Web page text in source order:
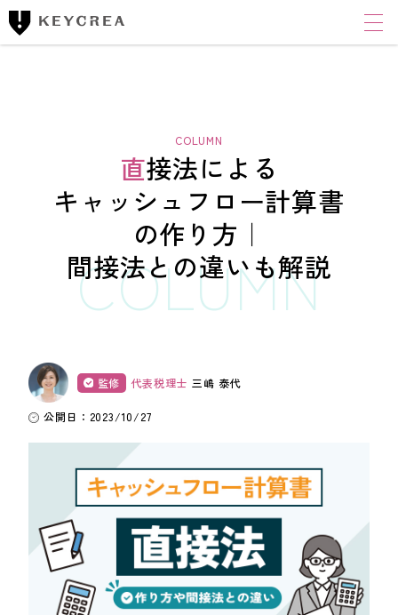
ワンストップ士業サポート
財務コンサルティング
CLOUD ACCOUNTING CORPORATION
キークレアクラウド会計株式会社
経理体制整備
経理代行
ワンストップ士業サポート
建設業者様向け
ADMINISTRATIVE SCRIVENER CORPORATION
キークレア行政書士法人
建設業関連サポート
ワンストップ士業サポート
直接法による
キャッシュフロー計算書
の作り方｜
間接法との違いも解説
監修 代表税理士 三嶋 泰代
公開日：2023/10/27